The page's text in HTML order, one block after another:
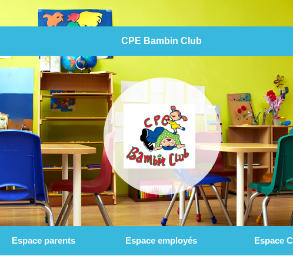
CPE Bambin Club
Espace parents Espace employés Espace